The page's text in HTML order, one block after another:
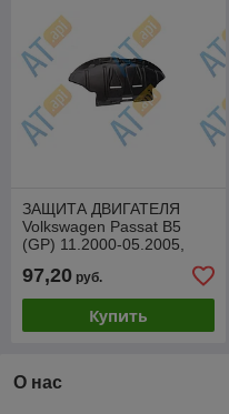
ЗАЩИТА ДВИГАТЕЛЯ
Volkswagen Passat B5
(GP) 11.2000-05.2005,
97,20 руб.
Купить
О нас